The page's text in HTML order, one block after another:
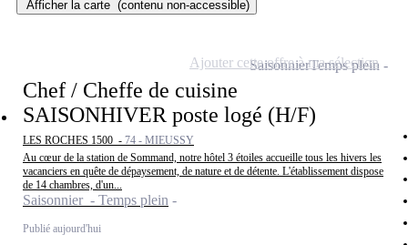
Afficher la carte (contenu non-accessible)
Chef / Cheffe de cuisine
SAISONHIVER poste logé (H/F)
LES ROCHES 1500 - 74 - MIEUSSY
Au cœur de la station de Sommand, notre hôtel 3 étoiles accueille tous les hivers les
vacanciers en quête de dépaysement, de nature et de détente. L'établissement dispose
de 14 chambres, d'un...
Saisonnier - Temps plein
Publié aujourd'hui
SaisonnierTemps plein
Ajouter cette offre à ma sélection